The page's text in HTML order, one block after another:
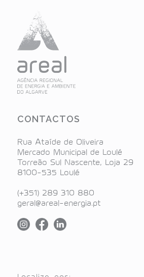
CONTACTOS
Rua Ataíde de Oliveira
Mercado Municipal de Loulé
Torreão Sul Nascente, Loja 29
8100-535 Loulé
(+351) 289 310 880
geral@areal-energia.pt